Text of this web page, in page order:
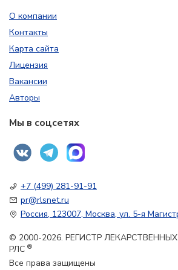
О компании
Контакты
Карта сайта
Лицензия
Вакансии
Авторы
Мы в соцсетях
+7 (499) 281-91-91
pr@rlsnet.ru
Россия, 123007, Москва, ул. 5-я
© 2000-2026. РЕГИСТР
РЛС ®
Все права защищены